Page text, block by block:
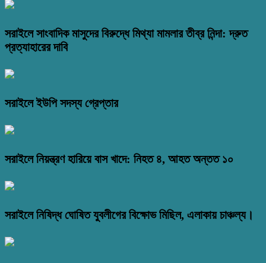
সরাইলে সাংবাদিক মাসুদের বিরুদ্ধে মিথ্যা মামলার তীব্র নিন্দা: দ্রুত
প্রত্যাহারের দাবি
সরাইলে ইউপি সদস্য গ্রেপ্তার
সরাইলে নিয়ন্ত্রণ হারিয়ে বাস খাদে: নিহত ৪, আহত অন্তত ১০
সরাইলে নিষিদ্ধ ঘোষিত যুবলীগের বিক্ষোভ মিছিল, এলাকায় চাঞ্চল্য।